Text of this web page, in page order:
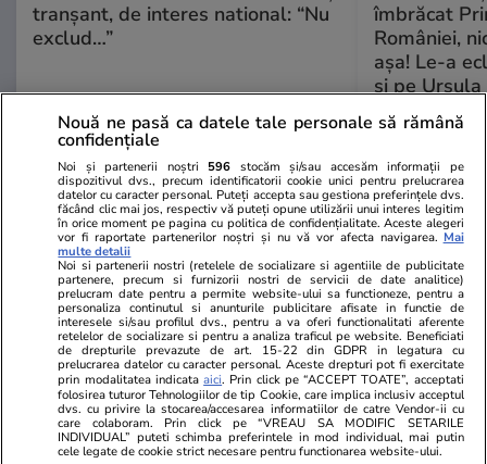
tranșant, de interes national: “Nu
exclud…”
îmbrăcat
României,
așa! Le-a
și pe Ursula
ȘTIRI ROMÂNIA
Analiză
Politică 14:00
Alegeri anticipate 2026. Când
ar putea să fie cel mai devreme
scrutinul parlamentar
Politică 13:00
Nouă ne pasă ca datele tale personale să rămână
confidențiale
Noi și partenerii noștri 596 stocăm și/sau accesăm informații pe
dispozitivul dvs., precum identificatorii cookie unici pentru prelucrarea
datelor cu caracter personal. Puteți accepta sau gestiona preferințele dvs.
făcând clic mai jos, respectiv vă puteți opune utilizării unui interes legitim
în orice moment pe pagina cu politica de confidențialitate. Aceste alegeri
vor fi raportate partenerilor noștri și nu vă vor afecta navigarea. Mai
multe detalii
Noi si partenerii nostri (retelele de socializare si agentiile de publicitate
partenere, precum si furnizorii nostri de servicii de date analitice)
prelucram date pentru a permite website-ului sa functioneze, pentru a
personaliza continutul si anunturile publicitare afisate in functie de
interesele si/sau profilul dvs., pentru a va oferi functionalitati aferente
retelelor de socializare si pentru a analiza traficul pe website. Beneficiati
de drepturile prevazute de art. 15-22 din GDPR in legatura cu
prelucrarea datelor cu caracter personal. Aceste drepturi pot fi exercitate
prin modalitatea indicataaici. Prin click pe “ACCEPT TOATE”, acceptati
folosirea tuturor Tehnologiilor de tip Cookie, care implica inclusiv acceptul
dvs. cu privire la stocarea/accesarea informatiilor de catre Vendor-ii cu
care colaboram. Prin click pe “VREAU SA MODIFIC SETARILE
INDIVIDUAL” puteti schimba preferintele in mod individual, mai putin
cele legate de cookie strict necesare pentru functionarea website-ului.